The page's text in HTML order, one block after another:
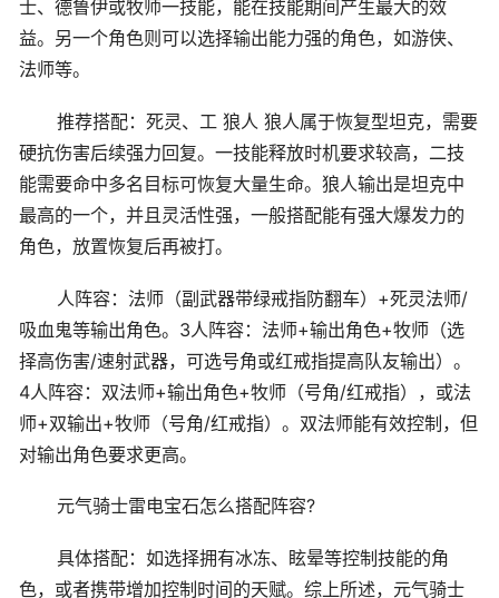
士、德鲁伊或牧师一技能，能在技能期间产生最大的效
益。另一个角色则可以选择输出能力强的角色，如游侠、
法师等。
推荐搭配：死灵、工 狼人 狼人属于恢复型坦克，需要
硬抗伤害后续强力回复。一技能释放时机要求较高，二技
能需要命中多名目标可恢复大量生命。狼人输出是坦克中
最高的一个，并且灵活性强，一般搭配能有强大爆发力的
角色，放置恢复后再被打。
人阵容：法师（副武器带绿戒指防翻车）+死灵法师/
吸血鬼等输出角色。3人阵容：法师+输出角色+牧师（选
择高伤害/速射武器，可选号角或红戒指提高队友输出）。
4人阵容：双法师+输出角色+牧师（号角/红戒指），或法
师+双输出+牧师（号角/红戒指）。双法师能有效控制，但
对输出角色要求更高。
元气骑士雷电宝石怎么搭配阵容?
具体搭配：如选择拥有冰冻、眩晕等控制技能的角
色，或者携带增加控制时间的天赋。综上所述，元气骑士